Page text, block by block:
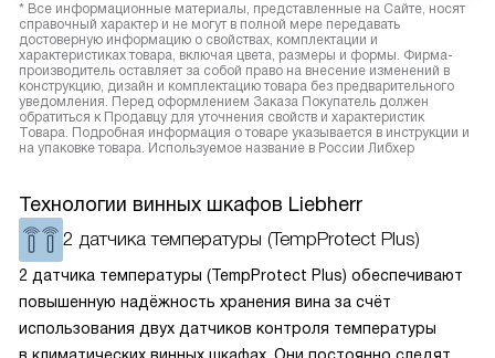
* Все информационные материалы, представленные на Сайте, носят
справочный характер и не могут в полной мере передавать
достоверную информацию о свойствах, комплектации и
характеристиках товара, включая цвета, размеры и формы. Фирма-
производитель оставляет за собой право на внесение изменений в
конструкцию, дизайн и комплектацию товара без предварительного
уведомления. Перед оформлением Заказа Покупатель должен
обратиться к Продавцу для уточнения свойств и характеристик
Товара. Подробная информация о товаре указывается в инструкции и
на упаковке товара. Используемое название в России Либхер
Технологии винных шкафов Liebherr
2 датчика температуры (TempProtect Plus)
2 датчика температуры (TempProtect Plus) обеспечивают
повышенную надёжность хранения вина за счёт
использования двух датчиков контроля температуры